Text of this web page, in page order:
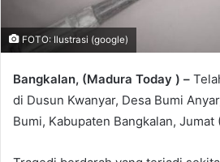
FOTO: Ilustrasi (google)
Bangkalan, (Madura Today ) –
di Dusun Kwanyar, Desa Bumi
Bumi, Kabupaten Bangkalan, Jumat